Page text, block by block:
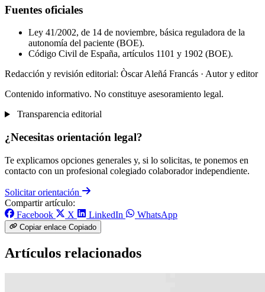
Fuentes oficiales
Ley 41/2002, de 14 de noviembre, básica reguladora de la
autonomía del paciente (BOE).
Código Civil de España, artículos 1101 y 1902 (BOE).
Redacción y revisión editorial: Òscar Aleñá Francás · Autor y editor
Contenido informativo. No constituye asesoramiento legal.
Transparencia editorial
¿Necesitas orientación legal?
Te explicamos opciones generales y, si lo solicitas, te ponemos en
contacto con un profesional colegiado colaborador independiente.
Solicitar orientación
Compartir artículo:
Facebook
X LinkedIn WhatsApp
Copiar enlace Copiado
Artículos relacionados